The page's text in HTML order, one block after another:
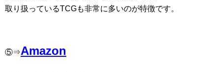
取り扱っているTCGも非常に多いのが特徴です。
⑤⇒Amazon